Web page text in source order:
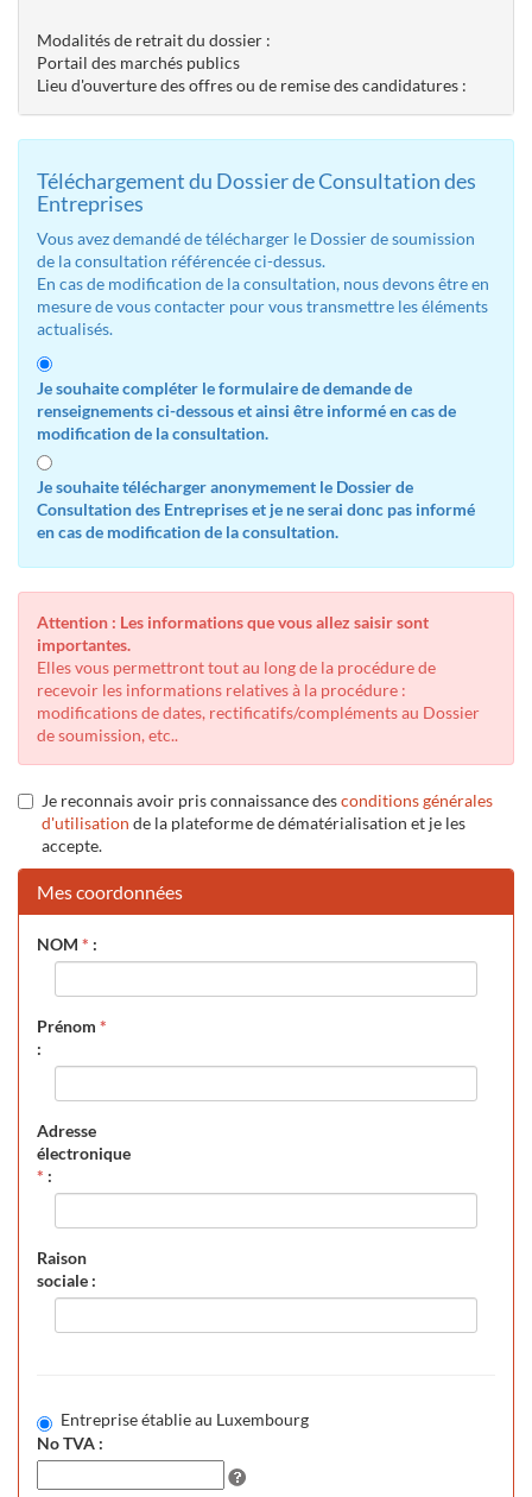
Modalités de retrait du dossier :
Portail des marchés publics
Lieu d'ouverture des offres ou de remise des candidatures :
Téléchargement du Dossier de Consultation des
Entreprises
Vous avez demandé de télécharger le Dossier de soumission
de la consultation référencée ci-dessus.
En cas de modification de la consultation, nous devons être en
mesure de vous contacter pour vous transmettre les éléments
actualisés.
Je souhaite compléter le formulaire de demande de
renseignements ci-dessous et ainsi être informé en cas de
modification de la consultation.
Je souhaite télécharger anonymement le Dossier de
Consultation des Entreprises et je ne serai donc pas informé
en cas de modification de la consultation.
Attention : Les informations que vous allez saisir sont
importantes.
Elles vous permettront tout au long de la procédure de
recevoir les informations relatives à la procédure :
modifications de dates, rectificatifs/compléments au Dossier
de soumission, etc..
Je reconnais avoir pris connaissance desconditions générales
d'utilisation de la plateforme de dématérialisation et je les
accepte.
Mes coordonnées
NOM * :
Prénom *
:
Adresse
électronique
* :
Raison
sociale :
Entreprise établie au Luxembourg
No TVA :